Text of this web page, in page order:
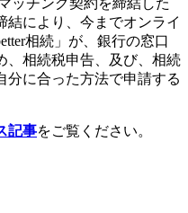
結により、今までオンライ
相続」が、銀行の窓口
、相続税申告、及び、相続
分に合った方法で申請する
記事をご覧ください。